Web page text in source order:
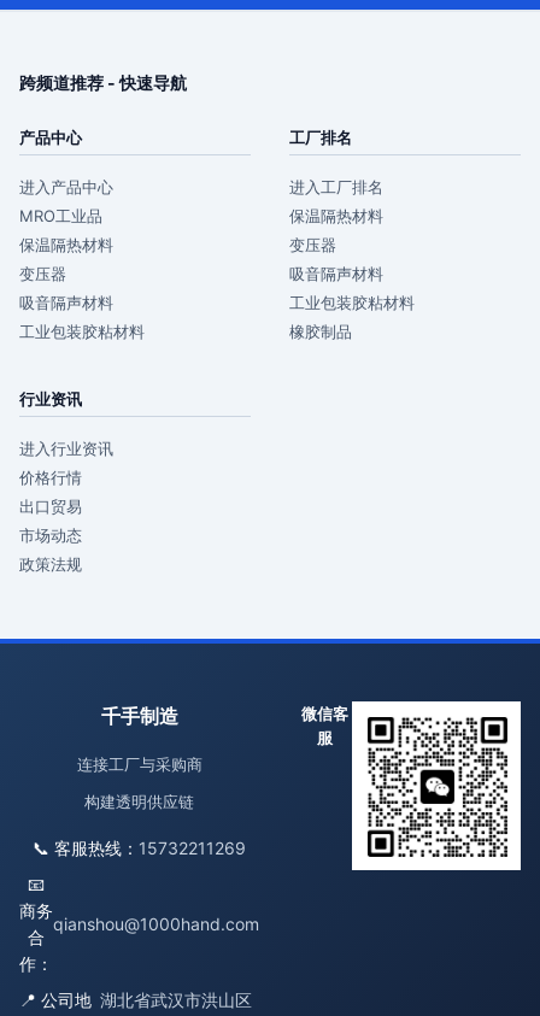
跨频道推荐 - 快速导航
产品中心
进入产品中心
MRO工业品
保温隔热材料
变压器
吸音隔声材料
工业包装胶粘材料
工厂排名
进入工厂排名
保温隔热材料
变压器
吸音隔声材料
工业包装胶粘材料
橡胶制品
行业资讯
进入行业资讯
价格行情
出口贸易
市场动态
政策法规
千手制造
连接工厂与采购商
构建透明供应链
📞 客服热线： 15732211269
📧
商务
合
作：
qianshou@1000hand.com
📍 公司地 湖北省武汉市洪山区
微信客
服